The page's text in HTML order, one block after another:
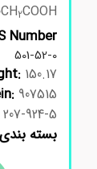
2CH2COOH
Number:
501-52-0
150.17
907515
207-924-5
بسته بندی:1EACH – 100G – 1KG – 10KG